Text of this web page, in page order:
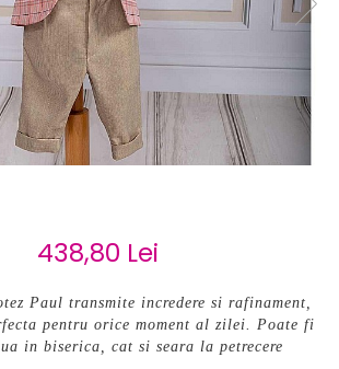
cu lant
438,80 Lei
Paul transmite incredere si rafinament,
pentru orice moment al zilei. Poate fi
in biserica, cat si seara la petrecere